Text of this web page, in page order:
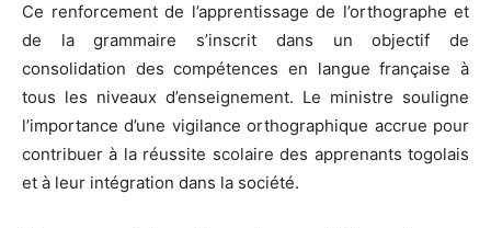
Ce renforcement de l’apprentissage de l’orthographe et
de la grammaire s’inscrit dans un objectif de
consolidation des compétences en langue française à
tous les niveaux d’enseignement. Le ministre souligne
l’importance d’une vigilance orthographique accrue pour
contribuer à la réussite scolaire des apprenants togolais
et à leur intégration dans la société.